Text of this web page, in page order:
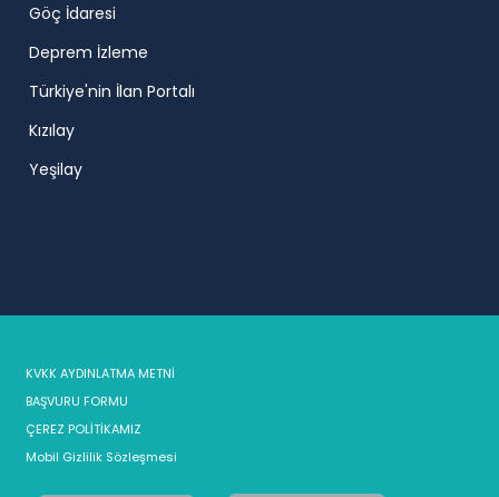
Göç İdaresi
Deprem İzleme
Türkiye'nin İlan Portalı
Kızılay
Yeşilay
KVKK AYDINLATMA METNİ
BAŞVURU FORMU
ÇEREZ POLİTİKAMIZ
Mobil Gizlilik Sözleşmesi